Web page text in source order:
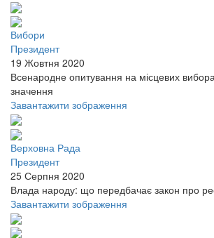
Вибори
Президент
19 Жовтня 2020
Всенародне опитування на місцевих
значення
Завантажити зображення
Верховна Рада
Президент
25 Серпня 2020
Влада народу: що передбачає закон про
Завантажити зображення